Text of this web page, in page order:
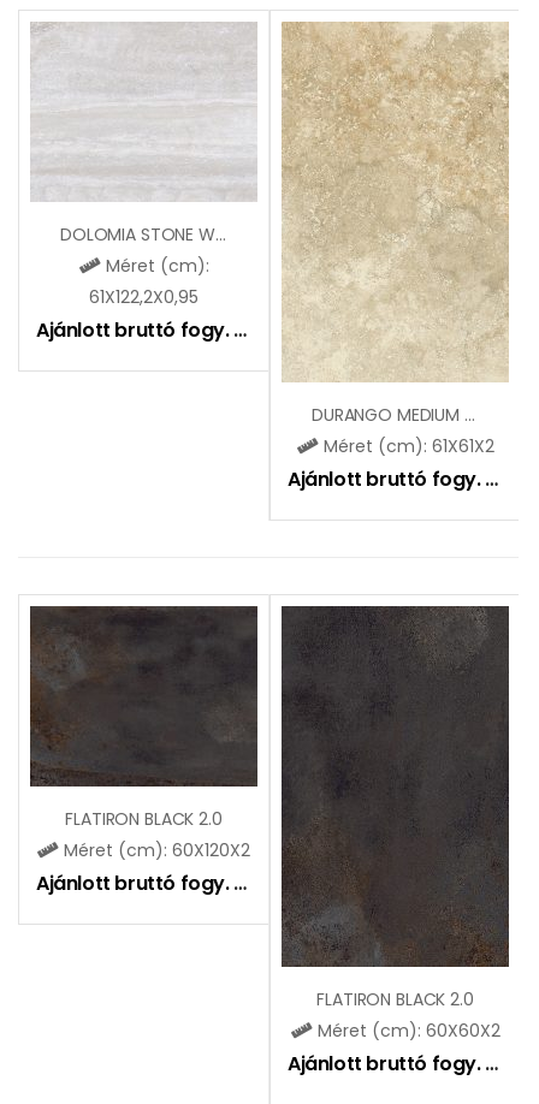
DOLOMIA STONE WHITE-VEIN CUT OUTDOOR
Méret (cm):
61X122,2X0,95
Ajánlott bruttó fogy. ár: 12990Ft
DURANGO MEDIUM 2.0
Méret (cm): 61X61X2
Ajánlott bruttó fogy. ár:
FLATIRON BLACK 2.0
Méret (cm): 60X120X2
Ajánlott bruttó fogy. ár: 18990 Ft
FLATIRON BLACK 2.0
Méret (cm): 60X60X2
Ajánlott bruttó fogy. ár: